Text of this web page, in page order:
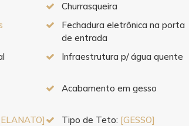
Churrasqueira
Fechadura eletrônica na porta
de entrada
Infraestrutura p/ água quente
Acabamento em gesso
Tipo de Teto: [GESSO]